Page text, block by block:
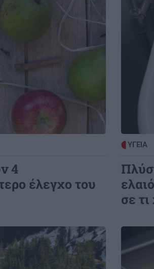
21:14
GOSSIP - LIFESTYLE
Ο Γιάννης Τσιμιτσέλης φέρνει
απόλυτη ανατροπή με το «The
ΚΡΗΤΗ
Ηράκλειο: Σοβαρή καταγγελία -
Τουρίστας φέρεται να ζήτησε
Ηράκλειο: Συνεχίζονται οι
ασφαλτοστρώσεις σε Ικάρου
Νάθενα – Σε εξέλιξη τα έργα
4
έλεγχο του
ΥΓΕΙΑ
σε